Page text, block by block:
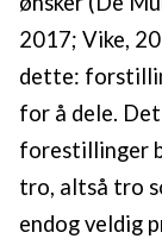
2017; Vike,
dette:
for å dele.
forestillinger
tro, altså tro
endog veldig